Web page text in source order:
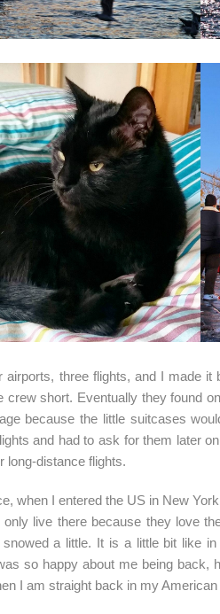
airports, three flights, and I made
crew short. Eventually they found
because the little suitcases
and had to ask for them later
long-distance flights.
when I entered the US in New
live there because they love
a little. It is a little bit like
so happy about me being back,
I am straight back in my